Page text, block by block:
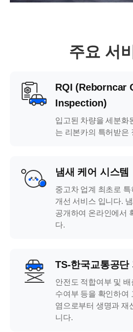
주요 서
RQI (Reborncar
Inspection)
입고된 차량을 세분화
는 리본카의 특허받은
냄새 케어 시스템
중고차 업계 최초로
개선 서비스 입니다.
공개하여 온라인에서
다.
TS-한국교통공단
안전도 적합여부 및
수여부 등을 확인하여
염으로부터 생명과 재
니다.